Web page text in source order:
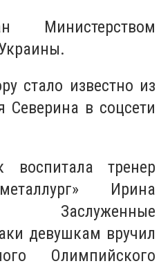
Министерством
стало известно из
в соцсети
воспитала тренер
Ирина
Заслуженные
девушкам вручил
Олимпийского